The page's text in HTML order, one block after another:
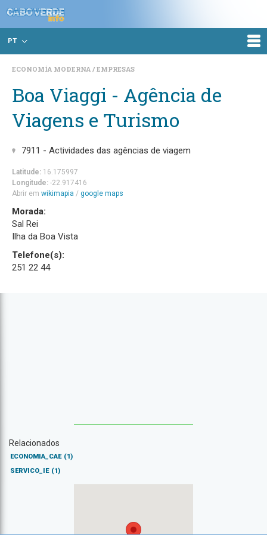
PT
ECONOMÍA MODERNA EMPRESAS
Boa Viaggi - Agência de
Viagens e Turismo
7911 - Actividades das agências de viagem
Latitude: 16.175997
Longitude: -22.917416
Abrir em wikimapia / google maps
Morada:
Sal Rei
Ilha da Boa Vista
Telefone(s):
251 22 44
Relacionados
ECONOMIA_CAE (1)
SERVICO_IE (1)